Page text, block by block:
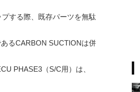
する際、既存パーツを無駄
るCARBON SUCTIONは併
PHASE3（S/C用）は、